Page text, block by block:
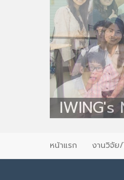
Primary
content
หน้าแรก งานวิจัย